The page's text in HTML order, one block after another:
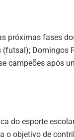
próximas fases
Domingos
campeões após
do esporte
o objetivo de